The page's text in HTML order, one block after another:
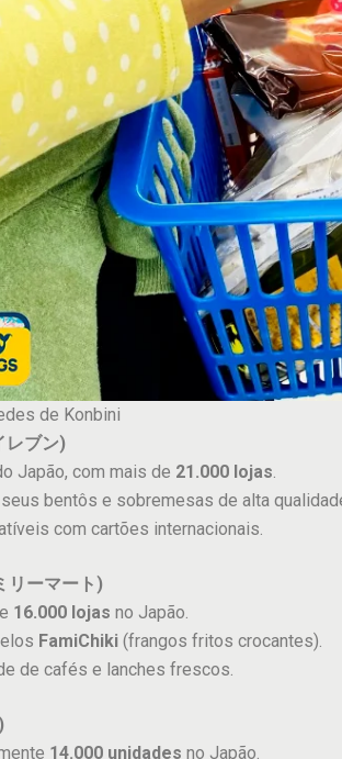
de Konbini
レブン)
Japão, com mais de 21.000 lojas.
bentôs e sobremesas de alta
com cartões internacionais.
リーマート)
16.000 lojas no Japão.
FamiChiki (frangos fritos crocantes).
de cafés e lanches frescos.
14.000 unidades no Japão.